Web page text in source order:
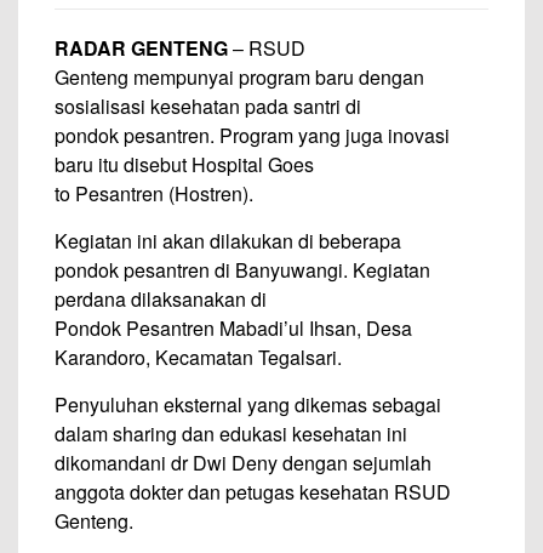
RADAR GENTENG– RSUD
Genteng mempunyai program baru dengan
sosialisasi kesehatan pada santri di
pondok pesantren. Program yang juga inovasi
baru itu disebut Hospital Goes
to Pesantren (Hostren).
Kegiatan ini akan dilakukan di beberapa
pondok pesantren di Banyuwangi. Kegiatan
perdana dilaksanakan di
Pondok Pesantren Mabadi’ul Ihsan, Desa
Karandoro, Kecamatan Tegalsari.
Penyuluhan eksternal yang dikemas sebagai
dalam sharing dan edukasi kesehatan ini
dikomandani dr Dwi Deny dengan sejumlah
anggota dokter dan petugas kesehatan RSUD
Genteng.